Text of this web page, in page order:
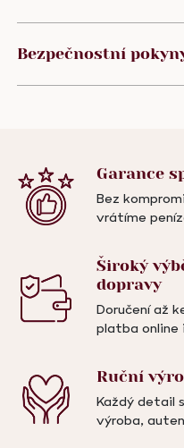
Bezpečnostní
Garance
Bez
vrátíme
Široký
dopravy
Doručení až
platba online
Ruční
Každý detail
výroba,